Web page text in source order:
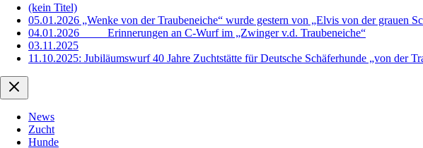
(kein Titel)
05.01.2026 „Wenke von der Traubeneiche“ wurde gestern von „Elvis von der grauen
04.01.2026 Erinnerungen an C-Wurf im „Zwinger v.d. Traubeneiche“
03.11.2025
11.10.2025: Jubiläumswurf 40 Jahre Zuchtstätte für Deutsche Schäferhunde „von der
News
Zucht
Hunde